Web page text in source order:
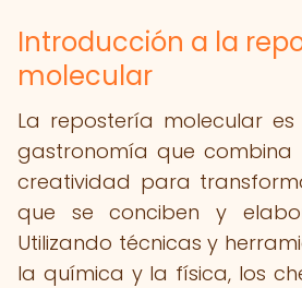
Introducción a la
molecular
La repostería molecular
gastronomía que combina
creatividad para
que se conciben y
Utilizando técnicas y
la química y la física, los